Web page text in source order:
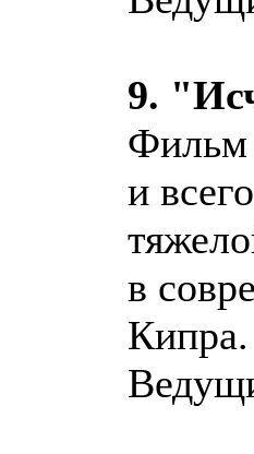
9.
Фильм
и
в
Кипра.